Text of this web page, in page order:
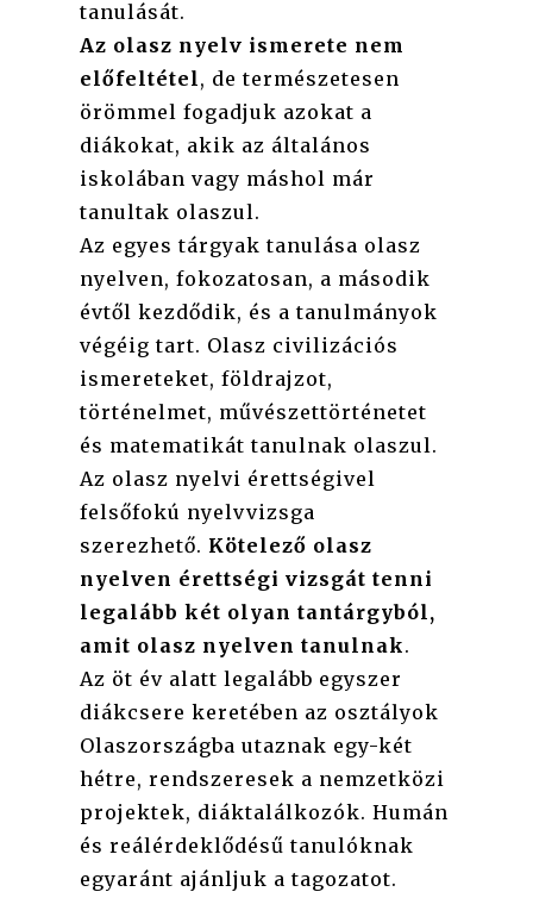
tanulását.
Az olasz nyelv ismerete nem
előfeltétel , de természetesen
örömmel fogadjuk azokat a
diákokat, akik az általános
iskolában vagy máshol már
tanultak olaszul.
Az egyes tárgyak tanulása olasz
nyelven, fokozatosan, a második
évtől kezdődik, és a tanulmányok
végéig tart. Olasz civilizációs
ismereteket, földrajzot,
történelmet, művészettörténetet
és matematikát tanulnak olaszul.
Az olasz nyelvi érettségivel
felsőfokú nyelvvizsga
szerezhető. Kötelező olasz
nyelven érettségi vizsgát tenni
legalább két olyan tantárgyból,
amit olasz nyelven tanulnak.
Az öt év alatt legalább egyszer
diákcsere keretében az osztályok
Olaszországba utaznak egy-két
hétre, rendszeresek a nemzetközi
projektek, diáktalálkozók. Humán
és reálérdeklődésű tanulóknak
egyaránt ajánljuk a tagozatot.